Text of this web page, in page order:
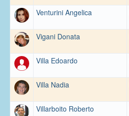
Venturini Angelica
Vigani Donata
Villa Edoardo
Villa Nadia
Villarboito Roberto